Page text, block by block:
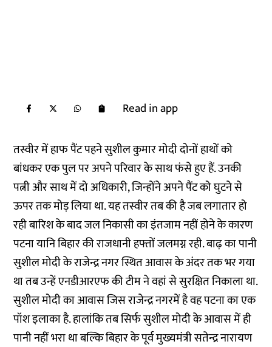
Read in app
तस्वीर में हाफ पैंट पहने सुशील कुमार मोदी दोनों हाथों को
बांधकर एक पुल पर अपने परिवार के साथ फंसे हुए हैं. उनकी
पत्नी और साथ में दो अधिकारी, जिन्होंने अपने पैंट को घुटने से
ऊपर तक मोड़ लिया था. यह तस्वीर तब की है जब लगातार हो
रही बारिश के बाद जल निकासी का इंतजाम नहीं होने के कारण
पटना यानि बिहार की राजधानी हफ्तों जलमग्न रही. बाढ़ का पानी
सुशील मोदी के राजेन्द्र नगर स्थित आवास के अंदर तक भर गया
था तब उन्हें एनडीआरएफ की टीम ने वहां से सुरक्षित निकाला था.
सुशील मोदी का आवास जिस राजेन्द्र नगरमें है वह पटना का एक
पॉश इलाका है. हालांकि तब सिर्फ सुशील मोदी के आवास में ही
पानी नहीं भरा था बल्कि बिहार के पूर्व मुख्यमंत्री सतेन्द्र नारायण